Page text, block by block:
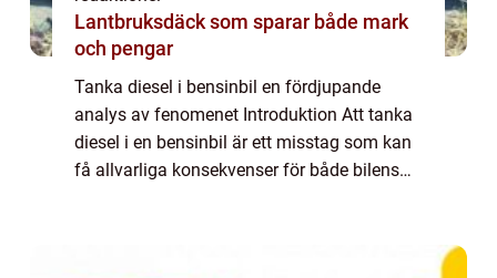
Lantbruksdäck som sparar både mark
och pengar
Tanka diesel i bensinbil en fördjupande
analys av fenomenet Introduktion Att tanka
diesel i en bensinbil är ett misstag som kan
få allvarliga konsekvenser för både bilens